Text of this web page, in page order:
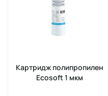
Картридж полипропилен
Ecosoft 1 мкм